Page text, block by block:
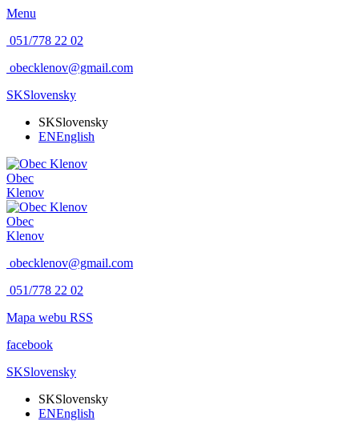
Menu
051/778 22 02
obecklenov@gmail.com
SKSlovensky
SKSlovensky
ENEnglish
Obec
Klenov
Obec
Klenov
obecklenov@gmail.com
051/778 22 02
Mapa webu RSS
facebook
SKSlovensky
SKSlovensky
ENEnglish